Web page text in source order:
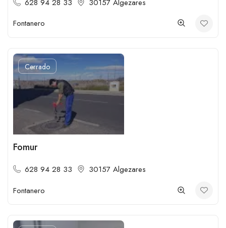
628 94 28 33
30157 Algezares
Fontanero
Cerrado
Fomur
628 94 28 33
30157 Algezares
Fontanero